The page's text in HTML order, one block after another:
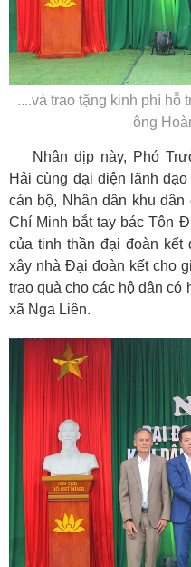
....và trao tặng kinh phí hỗ
ông
Nhân dịp này, Phó
Hải cùng đại diện lãnh
cán bộ, Nhân dân khu
Chí Minh bắt tay bác Tôn
của tinh thần đại đoàn kết
xây nhà Đại đoàn kết cho
trao quà cho các hộ dân có
xã Nga Liên.